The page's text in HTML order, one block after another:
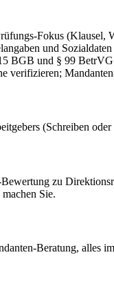
Fokus (Klausel,
und Sozialdaten
BGB und § 99
verifizieren;
(Schreiben
zu
Sie.
Beratung, alles